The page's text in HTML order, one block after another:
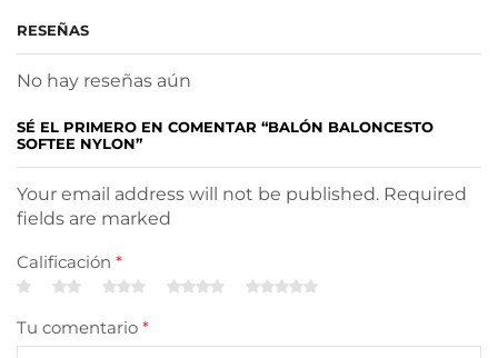
RESEÑAS
No hay reseñas aún
SÉ EL PRIMERO EN COMENTAR “BALÓN BALONCESTO
SOFTEE NYLON”
Your email address will not be published. Required
fields are marked
Calificación *
Tu comentario *